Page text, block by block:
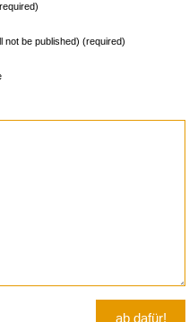
not be published) (required)